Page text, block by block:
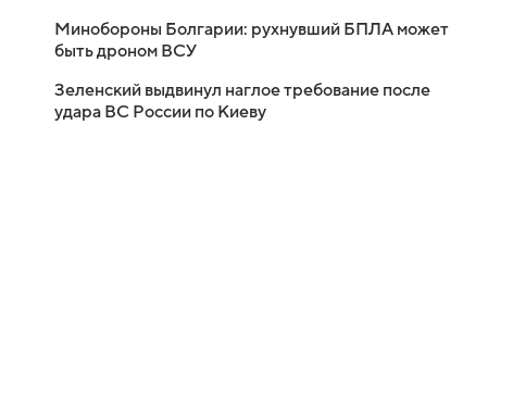
Минобороны Болгарии: рухнувший БПЛА может
быть дроном ВСУ
Зеленский выдвинул наглое требование после
удара ВС России по Киеву